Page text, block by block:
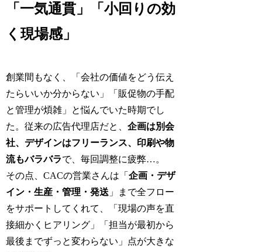
「一気通貫」「小回りの効
く現場感」
創業間もなく、「会社の価値をどう伝え
たらいいか分からない」「販促物の手配
と管理が煩雑」と悩んでいた時期でし
た。従来の広告代理店だと、企画は別会
社、デザインはフリーランス、印刷や物
流もバラバラで、毎回調整に疲弊…。
その点、CACの営業さんは「企画・デザ
イン・生産・管理・発送 」まで全フロー
をサポートしてくれて、「現場の声を直
接細かくヒアリング」「担当が最初から
最後までずっと変わらない」点が大きな